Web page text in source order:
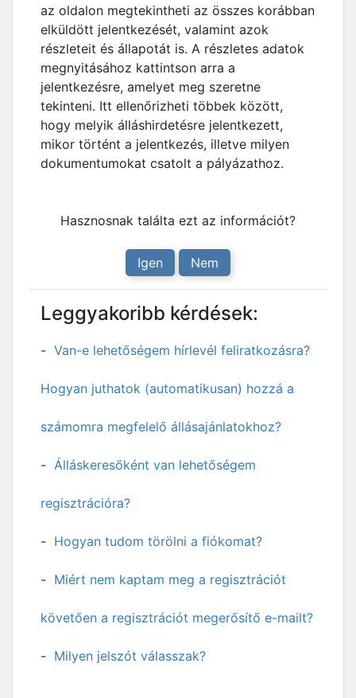
az oldalon megtekintheti az összes korábban
elküldött jelentkezését, valamint azok
részleteit és állapotát is. A részletes adatok
megnyitásához kattintson arra a
jelentkezésre, amelyet meg szeretne
tekinteni. Itt ellenőrizheti többek között,
hogy melyik álláshirdetésre jelentkezett,
mikor történt a jelentkezés, illetve milyen
dokumentumokat csatolt a pályázathoz.
Hasznosnak találta ezt az információt?
Igen Nem
Leggyakoribb kérdések:
Van-e lehetőségem hírlevél feliratkozásra?
Hogyan juthatok (automatikusan) hozzá a
számomra megfelelő állásajánlatokhoz?
Álláskeresőként van lehetőségem
regisztrációra?
Hogyan tudom törölni a fiókomat?
Miért nem kaptam meg a regisztrációt
követően a regisztrációt megerősítő e-mailt?
Milyen jelszót válasszak?